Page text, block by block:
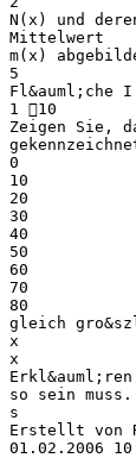
N(x) und
Mittelwert
m(x)
5
Fl&auml;che I
1 10
Zeigen Sie,
0
10
20
30
40
50
60
70
80
gleich
x
x
so sein muss.
s
Erstellt von
01.02.2006